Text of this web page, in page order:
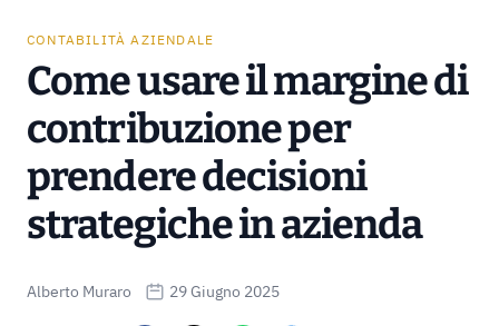
CONTABILITÀ AZIENDALE
Come usare il margine di
contribuzione per
prendere decisioni
strategiche in azienda
Alberto Muraro 29 Giugno 2025